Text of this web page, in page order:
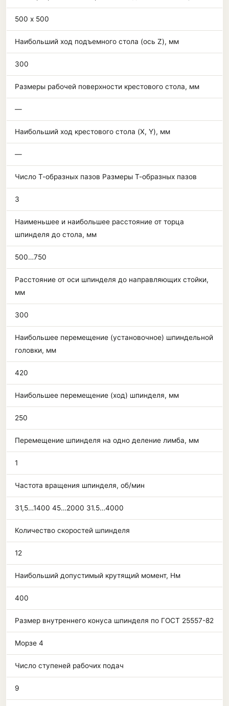
500 х 500
Наибольший ход подъемного стола (ось Z), мм
300
Размеры рабочей поверхности крестового стола, мм
—
Наибольший ход крестового стола (X, Y), мм
—
Число Т-образных пазов Размеры Т-образных пазов
3
Наименьшее и наибольшее расстояние от торца
шпинделя до стола, мм
500…750
Расстояние от оси шпинделя до направляющих стойки,
мм
300
Наибольшее перемещение (установочное) шпиндельной
головки, мм
420
Наибольшее перемещение (ход) шпинделя, мм
250
Перемещение шпинделя на одно деление лимба, мм
1
Частота вращения шпинделя, об/мин
31,5…1400 45…2000 31.5…4000
Количество скоростей шпинделя
12
Наибольший допустимый крутящий момент, Нм
400
Размер внутреннего конуса шпинделя по ГОСТ 25557-82
Морзе 4
Число ступеней рабочих подач
9